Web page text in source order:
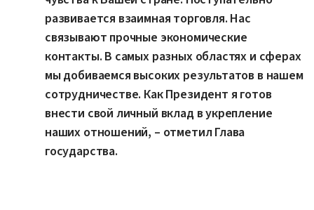
развивается взаимная торговля. Нас
связывают прочные экономические
контакты. В самых разных областях и сферах
мы добиваемся высоких результатов в нашем
сотрудничестве. Как Президент я готов
внести свой личный вклад в укрепление
наших отношений, – отметил Глава
государства.